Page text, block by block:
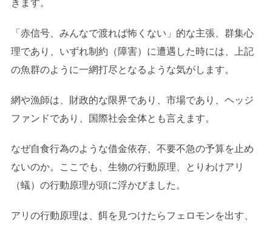
きます。
「赤信号、みんなで渡れば怖くない」的な主張、群集心
理であり、いずれ制約（障害）に遭遇した時には、上記
の魚群のように一網打尽となるような気がします。
網や漁師は、財政的な限界であり、市場であり、ヘッジ
ファンドであり、国際社会全体とも言えます。
なぜ自食行為のような借金依存、不要不急の予算を止め
ないのか。ここでも、生物の行動原理、とりわけアリ
（蟻）の行動原理が頭に浮かびました。
アリの行動原理は、餌を見つけたらフェロモンを出す、